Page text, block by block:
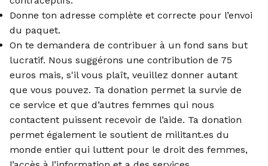
Donne ton adresse complète et correcte pour l’envoi
du paquet.
On te demandera de contribuer à un fond sans but
lucratif. Nous suggérons une contribution de 75
euros mais, s'il vous plaît, veuillez donner autant
que vous pouvez. Ta donation permet la survie de
ce service et que d’autres femmes qui nous
contactent puissent recevoir de l’aide. Ta donation
permet également le soutient de militant.es du
monde entier qui luttent pour le droit des femmes,